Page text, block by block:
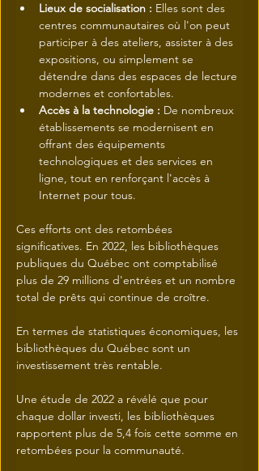
Lieux de socialisation : Elles sont des
centres communautaires où l'on peut
participer à des ateliers, assister à des
expositions, ou simplement se
détendre dans des espaces de lecture
modernes et confortables.
Accès à la technologie : De nombreux
établissements se modernisent en
offrant des équipements
technologiques et des services en
ligne, tout en renforçant l'accès à
Internet pour tous.
Ces efforts ont des retombées
significatives. En 2022, les bibliothèques
publiques du Québec ont comptabilisé
plus de 29 millions d'entrées et un nombre
total de prêts qui continue de croître.
En termes de statistiques économiques, les
bibliothèques du Québec sont un
investissement très rentable.
Une étude de 2022 a révélé que pour
chaque dollar investi, les bibliothèques
rapportent plus de 5,4 fois cette somme en
retombées pour la communauté.